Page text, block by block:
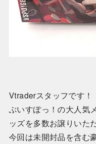
Vtraderスタッフです！
ぶいすぽっ！の大人気
ッズを多数お譲りいた
今回は未開封品を含む